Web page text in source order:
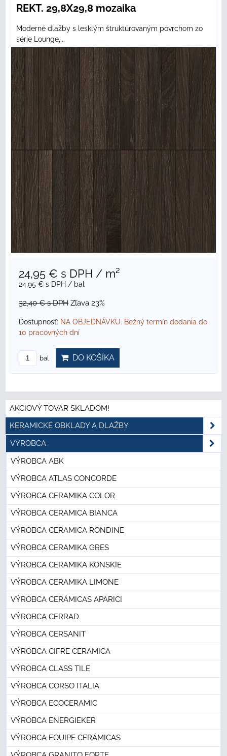
REKT. 29,8X29,8 mozaika
Moderné dlažby s lesklým štruktúrovaným povrchom zo
série Lounge,...
24,95 € s DPH / m²
24,95 € s DPH / bal
32,40 €s DPH Zľava 23%
Dostupnosť: NA OBJEDNÁVKU. Bežný termín dodania do
10 pracovných dní
bal DO KOŠÍKA
AKCIOVÝ TOVAR SKLADOM!
KERAMICKÉ OBKLADY A DLAŽBY
VÝROBCA
VÝROBCA ABK
VÝROBCA ATLAS CONCORDE
VÝROBCA CERAMIKA COLOR
VÝROBCA CERAMICA BIANCA
VÝROBCA CERAMICA RONDINE
VÝROBCA CERAMIKA GRES
VÝROBCA CERAMIKA KONSKIE
VÝROBCA CERAMIKA LIMONE
VÝROBCA CERÁMICAS APARICI
VÝROBCA CERRAD
VÝROBCA CERSANIT
VÝROBCA CIFRE CERAMICA
VÝROBCA CLASS TILE
VÝROBCA CORSO ITALIA
VÝROBCA ECOCERAMIC
VÝROBCA ENERGIEKER
VÝROBCA EQUIPE CERÁMICAS